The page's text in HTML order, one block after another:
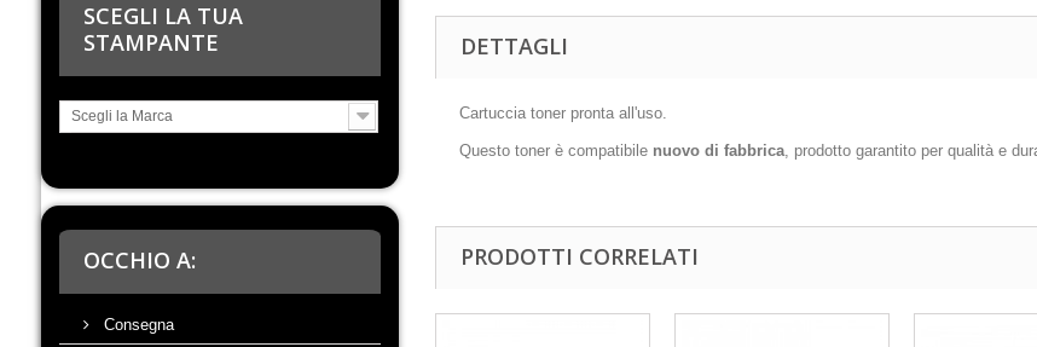
SCEGLI LA TUA
STAMPANTE
Scegli la Marca
OCCHIO A:
Consegna
DETTAGLI
Cartuccia toner pronta all'uso.
Questo toner è compatibile nuovo di fabbrica, prodotto garantito per qualità e
PRODOTTI CORRELATI